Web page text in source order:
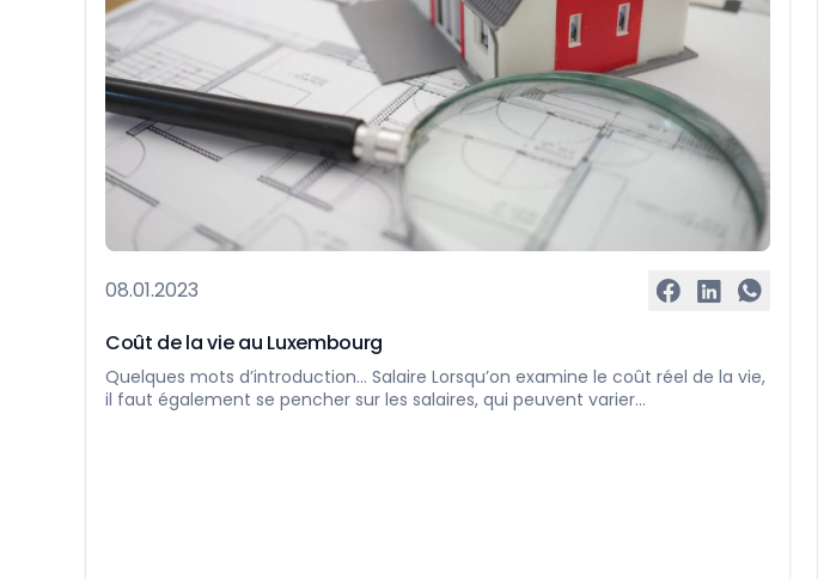
08.01.2023
Coût de la vie au Luxembourg
Quelques mots d’introduction… Salaire Lorsqu’on examine le coût réel de la vie,
il faut également se pencher sur les salaires, qui peuvent varier